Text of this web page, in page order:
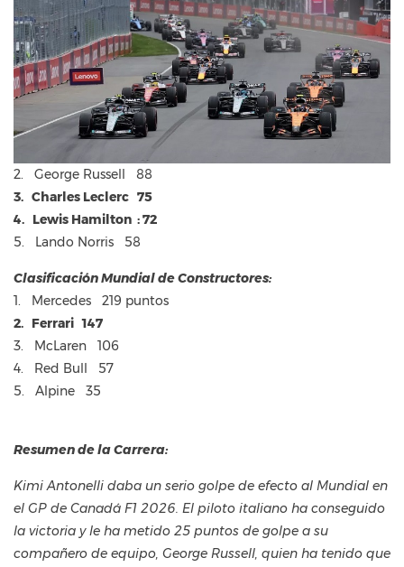
2. George Russell 88
3. Charles Leclerc 75
4. Lewis Hamilton : 72
5. Lando Norris 58
Clasificación Mundial de Constructores:
1. Mercedes 219 puntos
2. Ferrari 147
3. McLaren 106
4. Red Bull 57
5. Alpine 35
Resumen de la Carrera:
Kimi Antonelli daba un serio golpe de efecto al Mundial en
el GP de Canadá F1 2026. El piloto italiano ha conseguido
la victoria y le ha metido 25 puntos de golpe a su
compañero de equipo, George Russell, quien ha tenido que